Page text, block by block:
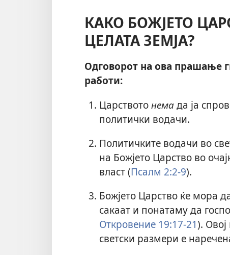
КАКО БОЖЈЕТО
ЦЕЛАТА ЗЕМЈА?
Одговорот на ова прашање
работи:
Царствотонемада ја
политички водачи.
Политичките водачи во
на Божјето Царство во
власт (Псалм 2:2-9).
Божјето Царство ќе мора
сакаат и понатаму да
Откровение 19:17-21).
светски размери е